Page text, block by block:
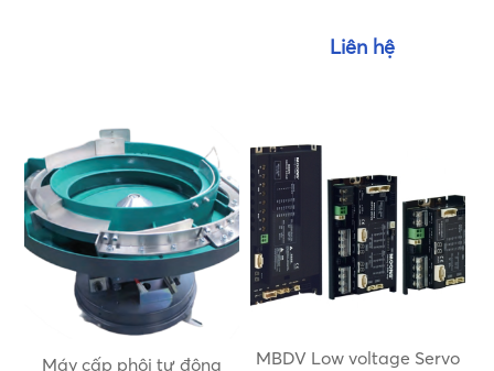
Liên hệ
Máy cấp phôi tự động MBDV Low voltage Servo